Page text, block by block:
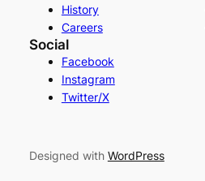
History
Careers
Social
Facebook
Instagram
Twitter/X
Designed with WordPress